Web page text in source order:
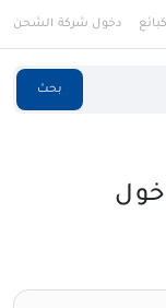
دخول شركة الشحن
بحث